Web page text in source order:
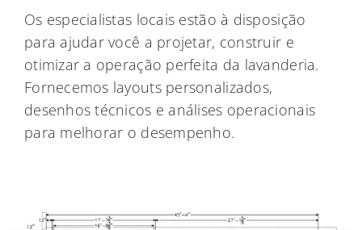
Os especialistas locais estão à disposição
para ajudar você a projetar, construir e
otimizar a operação perfeita da lavanderia.
Fornecemos layouts personalizados,
desenhos técnicos e análises operacionais
para melhorar o desempenho.